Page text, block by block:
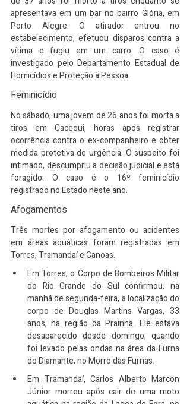
apresentava em um bar no bairro Glória, em
Porto Alegre. O atirador entrou no
estabelecimento, efetuou disparos contra a
vítima e fugiu em um carro. O caso é
investigado pelo Departamento Estadual de
Homicídios e Proteção à Pessoa.
Feminicídio
No sábado, uma jovem de 26 anos foi morta a
tiros em Cacequi, horas após registrar
ocorrência contra o ex-companheiro e obter
medida protetiva de urgência. O suspeito foi
intimado, descumpriu a decisão judicial e está
foragido. O caso é o 16º feminicídio
registrado no Estado neste ano.
Afogamentos
Três mortes por afogamento ou acidentes
em áreas aquáticas foram registradas em
Torres, Tramandaí e Canoas.
Em Torres, o Corpo de Bombeiros Militar
do Rio Grande do Sul confirmou, na
manhã de segunda-feira, a localização do
corpo de Douglas Martins Vargas, 33
anos, na região da Prainha. Ele estava
desaparecido desde domingo, quando
foi levado pelas ondas na área da Furna
do Diamante, no Morro das Furnas.
Em Tramandaí, Carlos Alberto Marcon
Júnior morreu após cair de uma moto